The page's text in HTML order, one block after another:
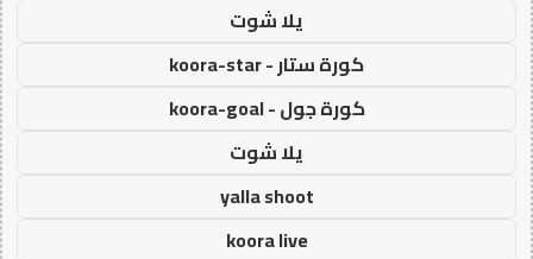
يلا شوت
كورة ستار - koora-star
كورة جول - koora-goal
يلا شوت
yalla shoot
koora live